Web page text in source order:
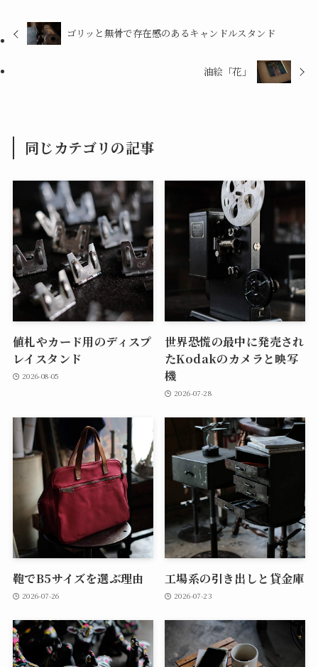
ゴリッと無骨で存在感のあるキャンドルスタンド
油絵「花」
同じカテゴリの記事
値札やカード用のディスプ
レイスタンド
2026-08-05
世界恐慌の最中に発売され
たKodakのカメラと映写
機
2026-07-28
鞄でB5サイズを選ぶ理由
2026-07-26
工場系の引き出しと貸金庫
2026-07-23